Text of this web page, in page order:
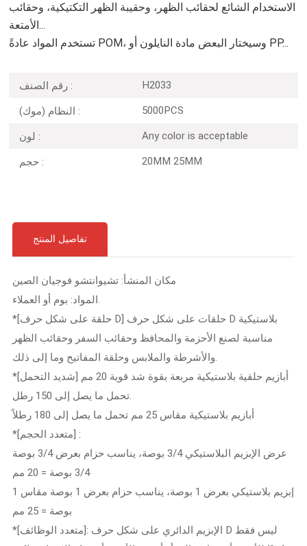
الاستخدام الشائع لحقائب الظهر، وحقيبة الظهر التكتيكية، وحقائب
الأمتعة...
تستخدم المواد عادةً POM، وسيختار البعض مادة النايلون أو PP...
رقم الصنف : H2033
النظام (موك) : 5000PCS
لون : Any color is acceptable
حجم : 20MM 25MM
تفاصيل المنتج
مكان المنشأ: تشيوانتشو فوجيان الصين
المواد: بوم أو العملاء.
*[حلقة على شكل حرف D] حلقات على شكل حرف D بلاستيكية
مناسبة لصنع الأحزمة والمحافظ وحقائب السفر وحقائب الظهر
والأشرطة والملابس وحلقة المفاتيح وما إلى ذلك.
*[شديد التحمل] أبازيم حلقية بلاستيكية مربعة بقوة شد قوية 20 مم
تحمل ما يصل إلى 150 رطل.
أبازيم بلاستيكية مقاس 25 مم تحمل ما يصل إلى 180 رطلاً
*[متعدد الحجم] :
عرض الإبزيم البلاستيكي 3/4 بوصة، يناسب حزام بعرض 3/4 بوصة
3/4 بوصة = 20 مم
إبزيم بلاستيكي بعرض 1 بوصة، يناسب حزام بعرض 1 بوصة مقاس 1
بوصة = 25 مم
*[متعدد الوظائف]: الإبزيم الدائري على شكل حرف D ليس فقط